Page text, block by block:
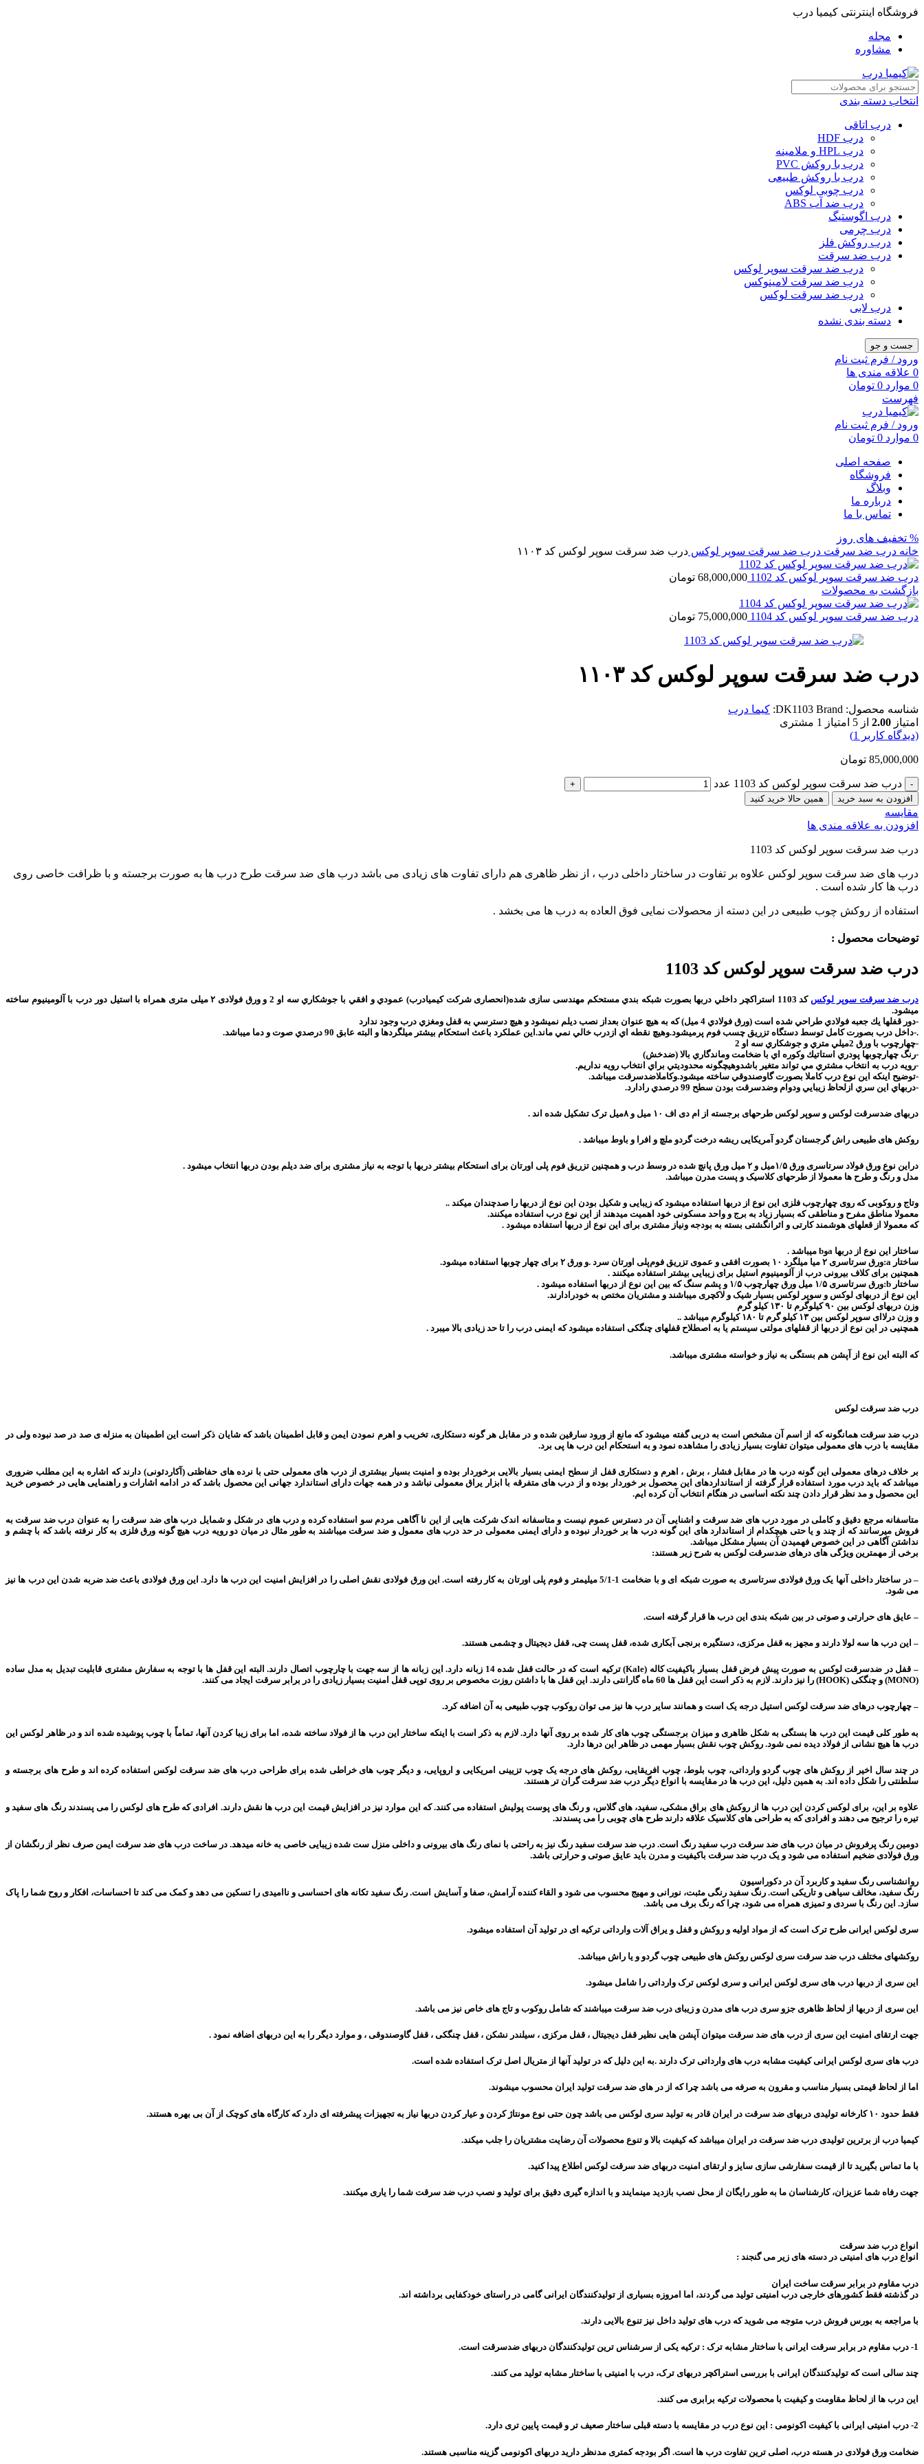
فروشگاه اینترنتی کیمیا درب
مجله
مشاوره
انتخاب دسته بندی
درب اتاقی
درب HDF
درب HPL و ملامینه
درب با روکش PVC
درب با روکش طبیعی
درب چوبی لوکس
درب ضد آب ABS
درب اگوستیگ
درب چرمی
درب روکش فلز
درب ضد سرقت
درب ضد سرقت سوپر لوکس
درب ضد سرقت لامینوکس
درب ضد سرقت لوکس
درب لابی
دسته بندی نشده
جست و جو
ورود / فرم ثبت نام
0 علاقه مندی ها
0 موارد 0 تومان
فهرست
ورود / فرم ثبت نام
0 موارد 0 تومان
صفحه اصلی
فروشگاه
وبلاگ
درباره ما
تماس با ما
% تخفیف های روز
خانه درب ضد سرقت درب ضد سرقت سوپر لوکس درب ضد سرقت سوپر لوکس کد ۱۱۰۳
درب ضد سرقت سوپر لوکس کد 1102 68,000,000 تومان
بازگشت به محصولات
درب ضد سرقت سوپر لوکس کد 1104 75,000,000 تومان
درب ضد سرقت سوپر لوکس کد ۱۱۰۳
شناسه محصول: DK1103 Brand:
کیما درب
امتیاز 2.00 از 5 امتیاز 1 مشتری
(دیدگاه کاربر
1
)
85,000,000 تومان
درب ضد سرقت سوپر لوکس کد 1103 عدد
افزودن به سبد خرید همین حالا خرید کنید
مقایسه
افزودن به علاقه مندی ها
درب ضد سرقت سوپر لوکس کد 1103
درب های ضد سرقت سوپر لوکس علاوه بر تفاوت در ساختار داخلی درب ، از نظر ظاهری هم دارای تفاوت های زیادی می باشد درب های ضد سرقت طرح درب ها به صورت برجسته و با ظرافت خاصی روی
درب ها کار شده است .
استفاده از روکش چوب طبیعی در این دسته از محصولات نمایی فوق العاده به درب ها می بخشد .
توضیحات محصول :
درب ضد سرقت سوپر لوکس کد 1103
درب ضد سرقت سوپر لوکس
کد 1103 استراكچر داخلي دربها بصورت شبکه بندي مستحکم مهندسی سازی شده(انحصاری شرکت کیمیادرب) عمودي و افقي با جوشكاري سه او 2 و ورق فولادی ۲ میلی متری همراه با استيل دور درب با آلومينيوم ساخته
ميشود.
-دور قفلها يك جعبه فولادي طراحي شده است (ورق فولادي 4 ميل) كه به هيچ عنوان بعداز نصب ديلم نميشود و هيچ دسترسي به قفل ومغزي درب وجود ندارد
.-داخل درب بصورت كامل توسط دستگاه تزريق چسب فوم پرميشود.وهيچ نقطه اي ازدرب خالي نمي ماند.این عملكرد باعث استحكام بيشتر ميلگردها و البته عابق 90 درصدي صوت و دما ميباشد.
-چهارچوب با ورق 2ميلي متري و جوشكاري سه او 2
-رنگ چهارچوبها پودري استاتيك وكوره اي با ضخامت وماندگاري بالا (ضدخش)
-رويه درب به انتخاب مشتري مي تواند متغير باشدوهيچگونه محدوديتي براي انتخاب رويه نداريم.
-توضيح اينكه اين نوع درب كاملا بصورت گاوصندوقي ساخته ميشود.وكاملاضدسرقت ميباشد.
-دربهاي اين سري ازلحاظ زيبايي ودوام وضدسرقت بودن سطح 99 درصدي رادارد.
دربهای ضدسرقت لوکس و سوپر لوکس طرحهای برجسته از ام دی اف ۱۰ میل و ۸میل ترک تشکیل شده اند .
روکش های طبیعی راش گرجستان گردو آمریکایی ریشه درخت گردو ملچ و افرا و باوط میباشد .
دراین نوع ورق فولاد سرتاسری ورق ۱/۵میل و ۲ میل ورق پانچ شده در وسط درب و همچنین تزریق فوم پلی اورتان برای استحکام بیشتر دربها با توجه به نیاز مشتری برای ضد دیلم بودن دربها انتخاب میشود .
مدل و رنگ و طرح ها معمولا از طرحهای کلاسیک و پست مدرن میباشد.
وتاج و روکوبی که روی چهارچوب فلزی این نوع از دربها استفاده میشود که زیبایی و شکیل بودن این نوع از دربها را صدچندان میکند ..
معمولا مناطق مفرح و مناطقی که بسیار زیاد به برج و واحد مسکونی خود اهمیت میدهند از این نوع درب استفاده میکنند.
که معمولا از قعلهای هوشمند کارتی و اثرانگشتی بسته به بودجه ونیاز مشتری برای این نوع از دربها استفاده میشود .
ساختار این نوع از دربها aوb میباشد .
ساختار a:ورق سرتاسری ۲ میا میلگرد ۱۰ بصورت افقی و عموی تزریق فوم‌پلی اورتان سرد .و ورق ۲ برای چهار چوبها استفاده میشود.
همچنین برای کلاف بیرونی درب از آلومینیوم استیل برای زیبایی بیشتر استفاده میکنند .
ساختار b:ورق سرتاسری ۱/۵ میل ورق چهارچوب ۱/۵ و پشم سنگ که بین این نوع از دربها استفاده میشود .
این نوع از دربهای لوکس و سوپر لوکس بسیار شیک و لاکچری میباشند و مشتریان مختص به خودرادارند.
وزن دربهای لوکس بین ۹۰ کیلوگرم تا ۱۳۰ کیلو گرم
و وزن درلاای سوپر لوکس بین ۱۳ کیلو گرم تا ۱۸۰ کیلوگرم میباشد ‌..
همچنیی در این نوع از دربها از قفلهای مولتی سیستم یا به اصطلاح قفلهای چنگکی استفاده میشود که ایمنی درب را تا حد زیادی بالا میبرد .
که البته این نوع از آپشن هم بستگی به نیاز و خواسته مشتری میباشد.
درب ضد سرقت لوکس
درب ضد سرقت همانگونه که از اسم آن مشخص است به دربی گفته میشود که مانع از ورود سارقین شده و در مقابل هر گونه دستکاری، تخریب و اهرم نمودن ایمن و قابل اطمینان باشد که شایان ذکر است این اطمینان به منزله ی صد در صد نبوده ولی در
مقایسه با درب های معمولی میتوان تفاوت بسیار زیادی را مشاهده نمود و به استحکام این درب ها پی برد.
بر خلاف درهای معمولی این گونه درب ها در مقابل فشار ، برش ، اهرم و دستکاری قفل از سطح ایمنی بسیار بالایی برخوردار بوده و امنیت بسیار بیشتری از درب های معمولی حتی با نرده های حفاظتی (آکاردئونی) دارند که اشاره به این مطلب ضروری
میباشد که باید درب مورد استفاده قرار گرفته از استانداردهای این محصول بر خوردار بوده و از درب های متفرقه با ابزار یراق معمولی نباشد و در همه جهات دارای استاندارد جهانی این محصول باشد که در ادامه اشارات و راهنمایی هایی در خصوص خرید
این محصول و مد نظر قرار دادن چند نکته اساسی در هنگام انتخاب آن کرده ایم.
متاسفانه مرجع دقیق و کاملی در مورد درب های ضد سرقت و اشنایی آن در دسترس عموم نیست و متاسفانه اندک شرکت هایی از این نا آگاهی مردم سو استفاده کرده و درب های در شکل و شمایل درب های ضد سرقت را به عنوان درب ضد سرقت به
فروش میرسانند که از چند و یا حتی هیچکدام از استاندارد های این گونه درب ها بر خوردار نبوده و دارای ایمنی معمولی در حد درب های معمول و ضد سرقت میباشند به طور مثال در میان دو رویه درب هیچ گونه ورق فلزی به کار نرفته باشد که با چشم و
نداشتن آگاهی در این خصوص فهمیدن آن بسیار مشکل میباشد.
برخی از مهمترین ویژگی های درهای ضدسرقت لوکس به شرح زیر هستند:
– در ساختار داخلی آنها یک ورق فولادی سرتاسری به صورت شبکه ای و با ضخامت 1-5/1 میلیمتر و فوم پلی اورتان به کار رفته است. این ورق فولادی نقش اصلی را در افزایش امنیت این درب ها دارد. این ورق فولادی باعث ضد ضربه شدن این درب ها نیز
می شود.
– عایق های حرارتی و صوتی در بین شبکه بندی این درب ها قرار گرفته است.
– این درب ها سه لولا دارند و مجهز به قفل مرکزی، دستگیره برنجی آبکاری شده، قفل پست چی، قفل دیجیتال و چشمی هستند.
– قفل در ضدسرقت لوکس به صورت پیش فرض قفل بسیار باکیفیت کاله (Kale) ترکیه است که در حالت قفل شده 14 زبانه دارد. این زبانه ها از سه جهت با چارچوب اتصال دارند. البته این قفل ها با توجه به سفارش مشتری قابلیت تبدیل به مدل ساده
(MONO) و چنگکی (HOOK) را نیز دارند. لازم به ذکر است این قفل ها 60 ماه گارانتی دارند. این قفل ها با داشتن روزت مخصوص بر روی توپی قفل امنیت بسیار زیادی را در برابر سرقت ایجاد می کنند.
– چهارچوب درهای ضد سرقت لوکس استیل درجه یک است و همانند سایر درب ها نیز می توان روکوب چوب طبیعی به آن اضافه کرد.
به طور کلی قیمت این درب ها بستگی به شکل ظاهری و میزان برجستگی چوب های کار شده بر روی آنها دارد. لازم به ذکر است با اینکه ساختار این درب ها از فولاد ساخته شده، اما برای زیبا کردن آنها، تماماً با چوب پوشیده شده اند و در ظاهر لوکس این
درب ها هیچ نشانی از فولاد دیده نمی شود. روکش چوب نقش بسیار مهمی در ظاهر این درها دارد.
در چند سال اخیر از روکش های چوب گردو وارداتی، چوب بلوط، چوب افریقایی، روکش های درجه یک چوب تزیینی امریکایی و اروپایی، و دیگر چوب های خراطی شده برای طراحی درب های ضد سرقت لوکس استفاده کرده اند و طرح های برجسته و
سلطنتی را شکل داده اند. به همین دلیل، این درب ها در مقایسه با انواع دیگر درب ضد سرقت گران تر هستند.
علاوه بر این، برای لوکس کردن این درب ها از روکش های براق مشکی، سفید، های گلاس، و رنگ های پوست پولیش استفاده می کنند. که این موارد نیز در افزایش قیمت این درب ها نقش دارند. افرادی که طرح های لوکس را می پسندند رنگ های سفید و
تیره را ترجیح می دهند و افرادی که به طراحی های کلاسیک علاقه دارند طرح های چوبی را می پسندند.
دومین رنگ پرفروش در میان درب های ضد سرقت درب سفید رنگ است. درب ضد سرقت سفید رنگ نیز به راحتی با نمای رنگ های بیرونی و داخلی منزل ست شده زیبایی خاصی به خانه میدهد. در ساخت درب های ضد سرقت ایمن صرف نظر از رنگشان از
ورق فولادی ضخیم استفاده می شود و یک درب ضد سرقت باکیفیت و مدرن باید عایق صوتی و حرارتی باشد.
روانشناسی رنگ سفید و کاربرد آن در دکوراسیون
رنگ سفید، مخالف سیاهی و تاریکی است. رنگ سفید رنگی مثبت، نورانی و مهیج محسوب می شود و القاء کننده آرامش، صفا و آسایش است. رنگ سفید تکانه های احساسی و ناامیدی را تسکین می دهد و کمک می کند تا احساسات، افکار و روح شما را پاک
سازد. این رنگ با سردی و تمیزی همراه می شود، چرا که رنگ برف می باشد.
سری لوکس ایرانی طرح ترک است که از مواد اولیه و روکش و قفل و یراق آلات وارداتی ترکیه ای در تولید آن استفاده میشود.
روکشهای مختلف درب ضد سرقت سری لوکس روکش های طبیعی چوب گردو و یا راش میباشد.
این سری از دربها درب های سری لوکس ایرانی و سری لوکس ترک وارداتی را شامل میشود.
این سری از دربها از لحاظ ظاهری جزو سری درب های مدرن و زیبای درب ضد سرقت میباشند که شامل روکوب و تاج های خاص نیز می باشد.
جهت ارتقای امنیت این سری از درب های ضد سرقت میتوان آپشن هایی نظیر قفل دیجیتال ، قفل مرکزی ، سیلندر نشکن ، قفل چنگکی ، قفل گاوصندوقی ، و موارد دیگر را به این دربهای اضافه نمود .
درب های سری لوکس ایرانی کیفیت مشابه درب های وارداتی ترک دارند .به این دلیل که در تولید آنها از متریال اصل ترک استفاده شده است.
اما از لحاظ قیمتی بسیار مناسب و مقرون به صرفه می باشد چرا که از در های ضد سرقت تولید ایران محسوب میشوند.
فقط حدود ۱۰ کارخانه تولیدی دربهای ضد سرقت در ایران قادر به تولید سری لوکس می باشد چون حتی نوع مونتاژ کردن و عیار کردن دربها نیاز به تجهیزات پیشرفته ای دارد که کارگاه های کوچک از آن بی بهره هستند.
کیمیا درب از برترین تولیدی درب ضد سرقت در ایران میباشد که کیفیت بالا و تنوع محصولات آن رضایت مشتریان را جلب میکند.
با ما تماس بگیرید تا از قیمت سفارشی سازی سایز و ارتقای امنیت دربهای ضد سرقت لوکس اطلاع پیدا کنید.
جهت رفاه شما عزیزان، کارشناسان ما به طور رایگان از محل نصب بازدید مینمایند و با اندازه گیری دقیق برای تولید و نصب درب ضد سرقت شما را یاری میکنند.
انواع درب ضد سرقت
انواع درب های امنیتی در دسته های زیر می گنجند :
درب مقاوم در برابر سرقت ساخت ایران
در گذشته فقط کشورهای خارجی درب امنیتی تولید می گردند، اما امروزه بسیاری از تولیدکنندگان ایرانی گامی در راستای خودکفایی برداشته اند.
با مراجعه به بورس فروش درب متوجه می شوید که درب های تولید داخل نیز تنوع بالایی دارند.
1- درب مقاوم در برابر سرقت ایرانی با ساختار مشابه ترک : ترکیه یکی از سرشناس ترین تولیدکنندگان دربهای ضدسرقت است.
چند سالی است که تولیدکنندگان ایرانی با بررسی استراکچر دربهای ترک، درب با امنیتی با ساختار مشابه تولید می کنند.
این درب ها از لحاظ مقاومت و کیفیت با محصولات ترکیه برابری می کنند.
2- درب امنیتی ایرانی با کیفیت اکونومی : این نوع درب در مقایسه با دسته قبلی ساختار صعیف تر و قیمت پایین تری دارد.
ضخامت ورق فولادی در هسته درب، اصلی ترین تفاوت درب ها است. اگر بودجه کمتری مدنظر دارید دربهای اکونومی گزینه مناسبی هستند.